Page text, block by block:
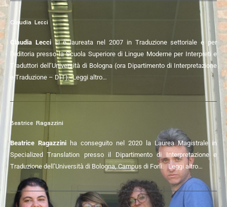
Claudia Lecci
Claudia Leccisi è laureata nel 2007 in Traduzione settoriale e per
l’editoria presso la Scuola Superiore di Lingue Moderne per Interpreti e
Traduttori dell’Università di Bologna (ora Dipartimento di Interpretazione
e Traduzione – DIT).Leggi altro…
Beatrice Ragazzini
Beatrice Ragazzini ha conseguito nel 2020 la Laurea Magistrale in
Specialized Translation presso il Dipartimento di Interpretazione e
Traduzione dell’Università di Bologna, Campus di Forlì.Leggi altro…